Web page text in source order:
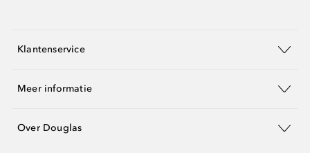
Klantenservice
Meer informatie
Over Douglas